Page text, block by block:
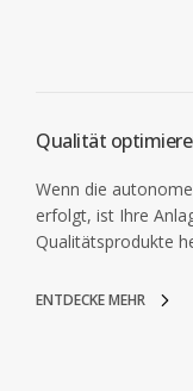
Qualität
Wenn die
erfolgt, ist Ihre
Qualitätsprodukte
ENTDECKE MEHR